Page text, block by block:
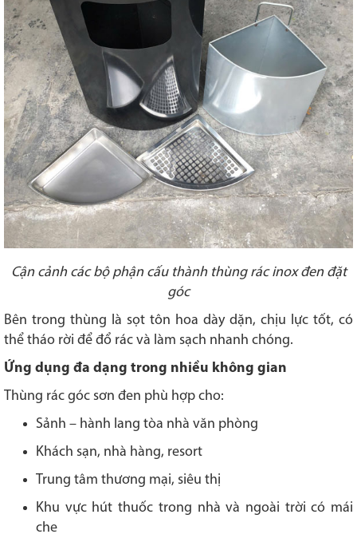
Cận cảnh các bộ phận cấu thành thùng rác inox đen đặt
góc
Bên trong thùng là sọt tôn hoa dày dặn, chịu lực tốt, có
thể tháo rời để đổ rác và làm sạch nhanh chóng.
Ứng dụng đa dạng trong nhiều không gian
Thùng rác góc sơn đen phù hợp cho:
Sảnh – hành lang tòa nhà văn phòng
Khách sạn, nhà hàng, resort
Trung tâm thương mại, siêu thị
Khu vực hút thuốc trong nhà và ngoài trời có mái
che